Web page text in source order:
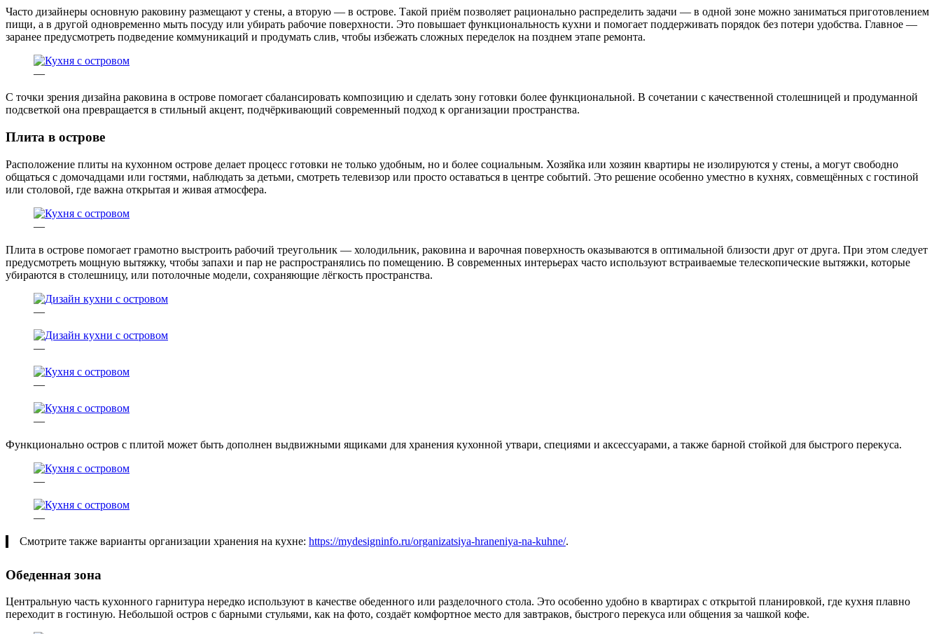
Часто дизайнеры основную раковину размещают у стены, а вторую — в острове. Такой приём позволяет рационально распределить задачи — в одной зоне можно заниматься приготовлением
пищи, а в другой одновременно мыть посуду или убирать рабочие поверхности. Это повышает функциональность кухни и помогает поддерживать порядок без потери удобства. Главное —
заранее предусмотреть подведение коммуникаций и продумать слив, чтобы избежать сложных переделок на позднем этапе ремонта.
—
С точки зрения дизайна раковина в острове помогает сбалансировать композицию и сделать зону готовки более функциональной. В сочетании с качественной столешницей и продуманной
подсветкой она превращается в стильный акцент, подчёркивающий современный подход к организации пространства.
Плита в острове
Расположение плиты на кухонном острове делает процесс готовки не только удобным, но и более социальным. Хозяйка или хозяин квартиры не изолируются у стены, а могут свободно
общаться с домочадцами или гостями, наблюдать за детьми, смотреть телевизор или просто оставаться в центре событий. Это решение особенно уместно в кухнях, совмещённых с гостиной
или столовой, где важна открытая и живая атмосфера.
—
Плита в острове помогает грамотно выстроить рабочий треугольник — холодильник, раковина и варочная поверхность оказываются в оптимальной близости друг от друга. При этом следует
предусмотреть мощную вытяжку, чтобы запахи и пар не распространялись по помещению. В современных интерьерах часто используют встраиваемые телескопические вытяжки, которые
убираются в столешницу, или потолочные модели, сохраняющие лёгкость пространства.
—
—
—
—
Функционально остров с плитой может быть дополнен выдвижными ящиками для хранения кухонной утвари, специями и аксессуарами, а также барной стойкой для быстрого перекуса.
—
—
Смотрите также варианты организации хранения на кухне: https://mydesigninfo.ru/organizatsiya-hraneniya-na-kuhne/.
Обеденная зона
Центральную часть кухонного гарнитура нередко используют в качестве обеденного или разделочного стола. Это особенно удобно в квартирах с открытой планировкой, где кухня плавно
переходит в гостиную. Небольшой остров с барными стульями, как на фото, создаёт комфортное место для завтраков, быстрого перекуса или общения за чашкой кофе.